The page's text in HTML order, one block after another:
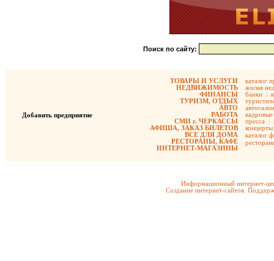
Поиск по сайту:
Добавить предприятие
ТОВАРЫ И УСЛУГИ
НЕДВИЖИМОСТЬ
ФИНАНСЫ
ТУРИЗМ, ОТДЫХ
АВТО
РАБОТА
СМИ г. ЧЕРКАССЫ
АФИША, ЗАКАЗ БИЛЕТОВ
ВСЕ ДЛЯ ДОМА
РЕСТОРАНЫ, КАФЕ
ИНТЕРНЕТ-МАГАЗИНЫ
каталог
жилая
банки |
кадровые
пресса |
концерты
каталог
Информационный интернет-
Создание интернет-сайтов.